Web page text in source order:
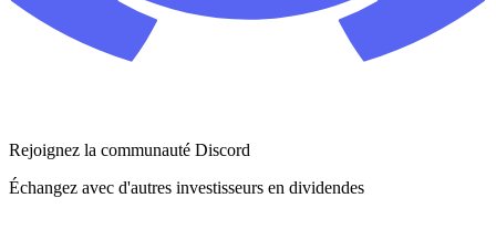
Rejoignez la communauté Discord
Échangez avec d'autres investisseurs en dividendes